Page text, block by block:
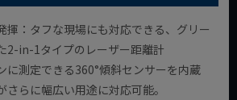
揮：タフな現場にも対応できる、グリー
2-in-1タイプのレーザー距離計
に測定できる360°傾斜センサーを内蔵
さらに幅広い用途に対応可能。